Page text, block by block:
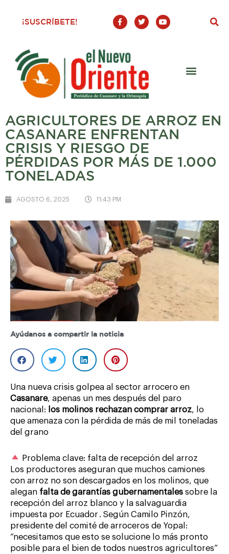
¡SUSCRÍBETE!
F
a
c
o
o
-
T
w
i
Y
o
u
AGRICULTORES DE ARROZ EN
CASANARE ENFRENTAN
CRISIS Y RIESGO DE
PÉRDIDAS POR MÁS DE 1.000
TONELADAS
AGOSTO 6, 2025 11:43 PM
Ayúdanos a compartir la noticia
Una nueva crisis golpea al sector arrocero en
Casanare, apenas un mes después del paro
nacional:
los molinos rechazan comprar arroz, lo
que amenaza con la pérdida de más de mil toneladas
del grano
Problema clave: falta de recepción del arroz
Los productores aseguran que muchos camiones
con arroz no son descargados en los molinos, que
alegan falta de garantías gubernamentales sobre la
recepción del arroz blanco y la salvaguardia
impuesta por Ecuador . Según Camilo Pinzón,
presidente del comité de arroceros de Yopal:
“necesitamos que esto se solucione lo más pronto
posible para el bien de todos nuestros agricultores”